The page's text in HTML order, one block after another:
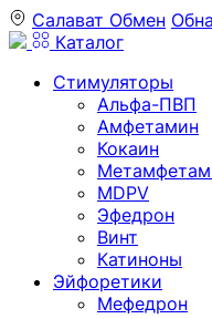
Салават Обмен
Каталог
Стимуляторы
Альфа-ПВП
Амфетамин
Кокаин
MDPV
Эфедрон
Винт
Катиноны
Эйфоретики
Мефедрон